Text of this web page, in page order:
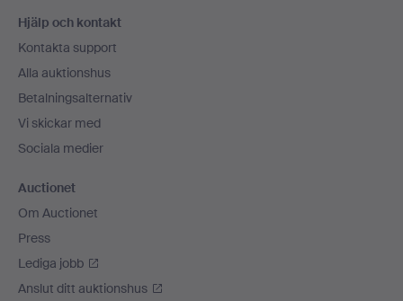
Hjälp och kontakt
Kontakta support
Alla auktionshus
Betalningsalternativ
Vi skickar med
Sociala medier
Auctionet
Om Auctionet
Press
Lediga jobb
Anslut ditt auktionshus